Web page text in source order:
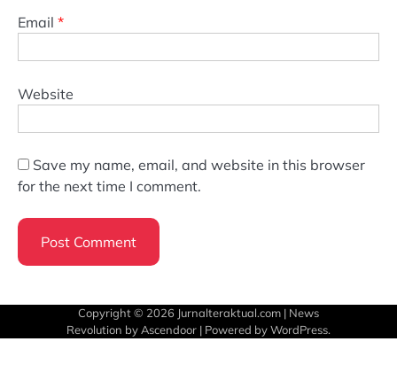
Email *
Website
Save my name, email, and website in this browser
for the next time I comment.
Copyright © 2026 Jurnalteraktual.com | News
Revolution by Ascendoor | Powered byWordPress.